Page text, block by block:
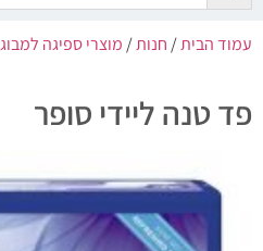
עמוד הבית/חנות/מוצרי ספיגה
פד טנה ליידי סופר